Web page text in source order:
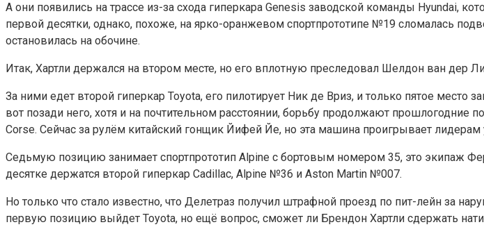
А они появились на трассе из-за схода гиперкара Genesis заводской команды Hyundai,
первой десятки, однако, похоже, на ярко-оранжевом спортпрототипе №19 сломалась
остановилась на обочине.
Итак, Хартли держался на втором месте, но его вплотную преследовал Шелдон ван дер
За ними едет второй гиперкар Toyota, его пилотирует Ник де Вриз, и только пятое
вот позади него, хотя и на почтительном расстоянии, борьбу продолжают
Corse. Сейчас за рулём китайский гонщик Йифей Йе, но эта машина проигрывает
Седьмую позицию занимает спортпрототип Alpine c бортовым номером 35, это экипаж
десятке держатся второй гиперкар Cadillac, Alpine №36 и Aston Martin №007.
Но только что стало известно, что Делетраз получил штрафной проезд по пит-лейн за
первую позицию выйдет Toyota, но ещё вопрос, сможет ли Брендон Хартли сдержать